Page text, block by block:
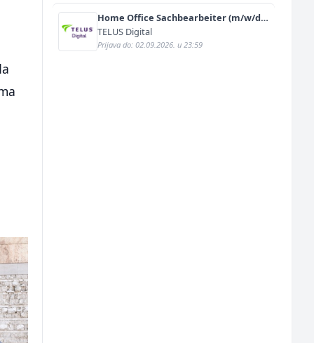
Home Office Sachbearbeiter (m/w/d)
für einen bekannten deutschen
Energieversorger
TELUS Digital
Prijava do: 02.09.2026. u 23:59